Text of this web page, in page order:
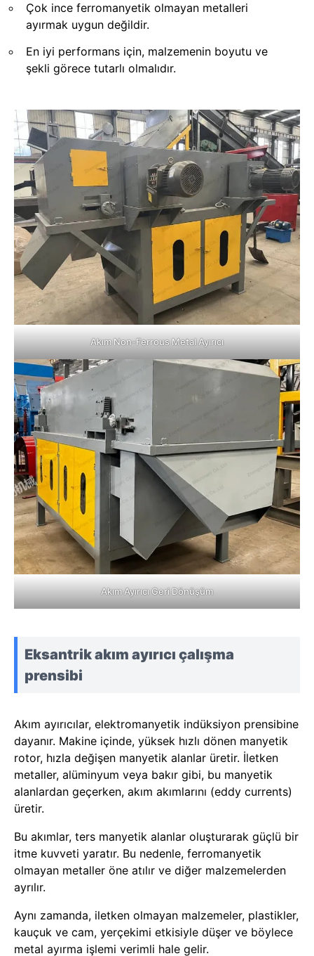
Çok ince ferromanyetik olmayan metalleri
ayırmak uygun değildir.
En iyi performans için, malzemenin boyutu ve
şekli görece tutarlı olmalıdır.
Akım Non-Ferrous Metal Ayırıcı
Akım Ayırıcı Geri Dönüşüm
Eksantrik akım ayırıcı çalışma
prensibi
Akım ayırıcılar, elektromanyetik indüksiyon prensibine
dayanır. Makine içinde, yüksek hızlı dönen manyetik
rotor, hızla değişen manyetik alanlar üretir. İletken
metaller, alüminyum veya bakır gibi, bu manyetik
alanlardan geçerken, akım akımlarını (eddy currents)
üretir.
Bu akımlar, ters manyetik alanlar oluşturarak güçlü bir
itme kuvveti yaratır. Bu nedenle, ferromanyetik
olmayan metaller öne atılır ve diğer malzemelerden
ayrılır.
Aynı zamanda, iletken olmayan malzemeler, plastikler,
kauçuk ve cam, yerçekimi etkisiyle düşer ve böylece
metal ayırma işlemi verimli hale gelir.